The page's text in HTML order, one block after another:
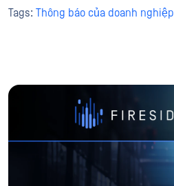
Tags: Thông báo của doanh nghiệp